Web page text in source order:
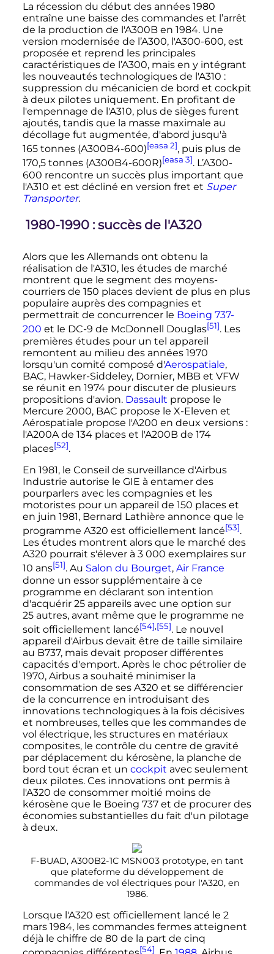
La récession du début des années 1980
entraîne une baisse des commandes et l’arrêt
de la production de l'A300B en 1984. Une
version modernisée de l’A300, l'A300-600, est
proposée et reprend les principales
caractéristiques de l’A300, mais en y intégrant
les nouveautés technologiques de l'A310 :
suppression du mécanicien de bord et cockpit
à deux pilotes uniquement. En profitant de
l'empennage de l'A310, plus de sièges furent
ajoutés, tandis que la masse maximale au
décollage fut augmentée, d'abord jusqu'à
165 tonnes(A300B4-600)[easa 2], puis plus de
170,5 tonnes(A300B4-600R)[easa 3]. L’A300-
600 rencontre un succès plus important que
l'A310 et est décliné en version fret et Super
Transporter.
1980-1990 : succès de l'A320
Alors que les Allemands ont obtenu la
réalisation de l'A310, les études de marché
montrent que le segment des moyens-
courriers de 150 places devient de plus en plus
populaire auprès des compagnies et
permettrait de concurrencer le Boeing 737-
200 et le DC-9 de McDonnell Douglas[51]. Les
premières études pour un tel appareil
remontent au milieu des années 1970
lorsqu'un comité composé d'Aerospatiale,
BAC, Hawker-Siddeley, Dornier, MBB et VFW
se réunit en 1974 pour discuter de plusieurs
propositions d'avion. Dassault propose le
Mercure 2000, BAC propose le X-Eleven et
Aérospatiale propose l'A200 en deux versions :
l'A200A de 134 places et l'A200B de 174
places[52].
En 1981, le Conseil de surveillance d'Airbus
Industrie autorise le GIE à entamer des
pourparlers avec les compagnies et les
motoristes pour un appareil de 150 places et
en juin 1981, Bernard Lathière annonce que le
programme A320 est officiellement lancé[53].
Les études montrent alors que le marché des
A320 pourrait s'élever à 3 000 exemplairessur
10 ans[51]. Au Salon du Bourget, Air France
donne un essor supplémentaire à ce
programme en déclarant son intention
d'acquérir 25 appareils avec une option sur
25 autres, avant même que le programme ne
soit officiellement lancé[54],[55]. Le nouvel
appareil d'Airbus devait être de taille similaire
au B737, mais devait proposer différentes
capacités d'emport. Après le choc pétrolier de
1970, Airbus a souhaité minimiser la
consommation de ses A320 et se différencier
de la concurrence en introduisant des
innovations technologiques à la fois décisives
et nombreuses, telles que les commandes de
vol électrique, les structures en matériaux
composites, le contrôle du centre de gravité
par déplacement du kérosène, la planche de
bord tout écran et un cockpit avec seulement
deux pilotes. Ces innovations ont permis à
l'A320 de consommer moitié moins de
kérosène que le Boeing 737 et de procurer des
économies substantielles du fait d'un pilotage
à deux.
F-BUAD, A300B2-1C MSN003 prototype, en tant
que plateforme du développement de
commandes de vol électriques pour l'A320, en
1986.
Lorsque l'A320 est officiellement lancé le 2
mars 1984, les commandes fermes atteignent
déjà le chiffre de 80 de la part de cinq
[54]